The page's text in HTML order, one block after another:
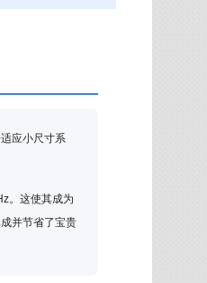
应小尺寸系
。这使其成为
并节省了宝贵